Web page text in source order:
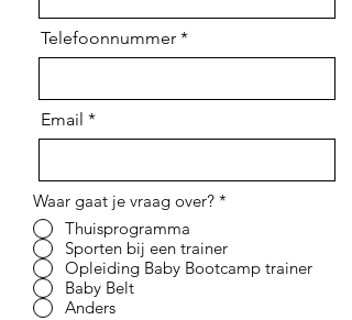
Telefoonnummer
Email
Waar gaat je vraag over? *
Thuisprogramma
Sporten bij een trainer
Opleiding Baby Bootcamp trainer
Baby Belt
Anders